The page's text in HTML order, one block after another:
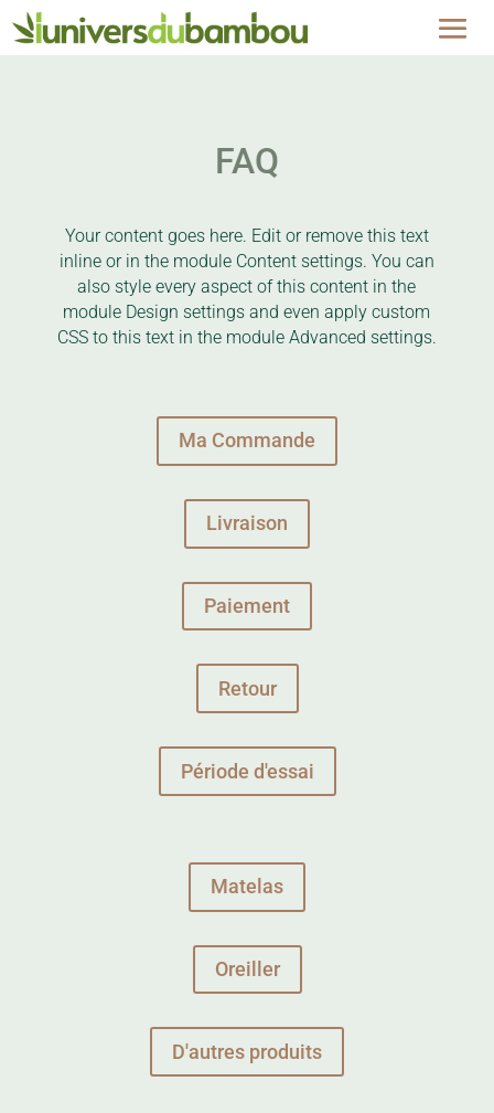
FAQ
Your content goes here. Edit or remove this text
inline or in the module Content settings. You can
also style every aspect of this content in the
module Design settings and even apply custom
CSS to this text in the module Advanced settings.
Ma Commande
Livraison
Paiement
Retour
Période d'essai
Matelas
Oreiller
D'autres produits